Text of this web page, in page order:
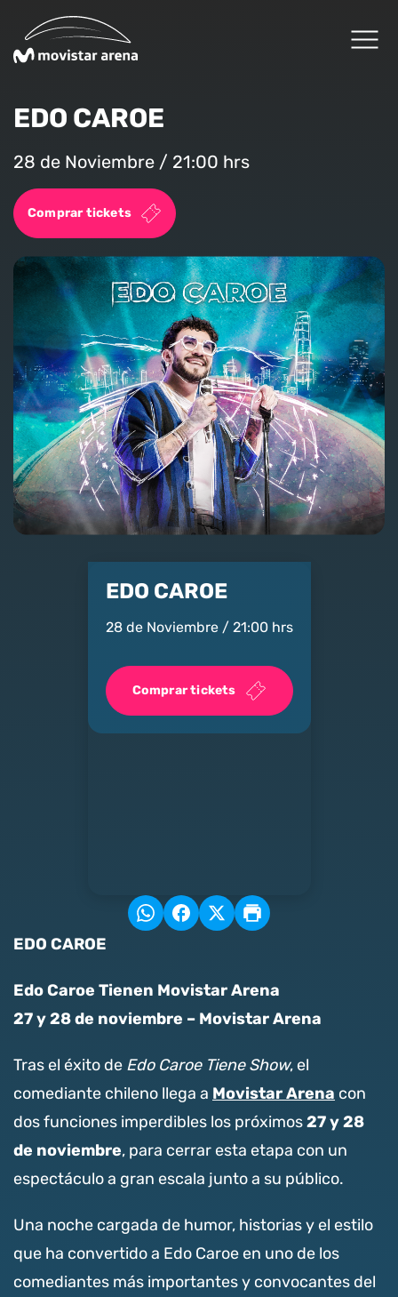
Cartelera
Arena Fans
Arena News
Experiencias Premium
Reservas
Nosotros
Contacto
Club Movistar
modo claro
EDO CAROE
28 de Noviembre / 21:00 hrs
Comprar tickets
EDO CAROE
28 de Noviembre / 21:00 hrs
Comprar tickets
EDO CAROE
Edo Caroe Tienen Movistar Arena
27 y 28 de noviembre – Movistar Arena
Tras el éxito deEdo Caroe Tiene Show, el
comediante chileno llega aMovistar Arenacon
dos funciones imperdibles los próximos27 y 28
de noviembre, para cerrar esta etapa con un
espectáculo a gran escala junto a su público.
Una noche cargada de humor, historias y el estilo
que ha convertido a Edo Caroe en uno de los
comediantes más importantes y convocantes del